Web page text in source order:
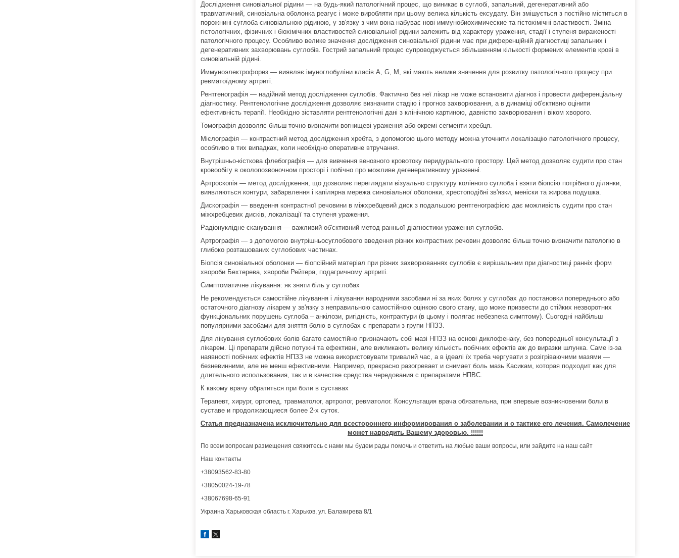
Дослідження синовіальної рідини ― на будь-який патологічний процес, що виникає в суглобі, запальний, дегенеративний або
травматичний, синовіальна оболонка реагує і може виробляти при цьому велика кількість ексудату. Він змішується з постійно міститься в
порожнині суглоба синовіальною рідиною, у зв'язку з чим вона набуває нові иммунобиохимические та гістохімічні властивості. Зміна
гістологічних, фізичних і біохімічних властивостей синовіальної рідини залежить від характеру ураження, стадії і ступеня вираженості
патологічного процесу. Особливо велике значення дослідження синовіальної рідини має при диференційній діагностиці запальних і
дегенеративних захворювань суглобів. Гострий запальний процес супроводжується збільшенням кількості формених елементів крові в
синовіальній рідині.
Иммуноэлектрофорез ― виявляє імуноглобуліни класів А, G, М, які мають велике значення для розвитку патологічного процесу при
ревматоїдному артриті.
Рентгенографія ― надійний метод дослідження суглобів. Фактично без неї лікар не може встановити діагноз і провести диференціальну
діагностику. Рентгенологічне дослідження дозволяє визначити стадію і прогноз захворювання, а в динаміці об'єктивно оцінити
ефективність терапії. Необхідно зіставляти рентгенологічні дані з клінічною картиною, давністю захворювання і віком хворого.
Томографія дозволяє більш точно визначити вогнищеві ураження або окремі сегменти хребця.
Мієлографія ― контрастний метод дослідження хребта, з допомогою цього методу можна уточнити локалізацію патологічного процесу,
особливо в тих випадках, коли необхідно оперативне втручання.
Внутрішньо-кісткова флебографія ― для вивчення венозного кровотоку перидурального простору. Цей метод дозволяє судити про стан
кровообігу в околопозвоночном просторі і побічно про можливе дегенеративному ураженні.
Артроскопія ― метод дослідження, що дозволяє переглядати візуально структуру колінного суглоба і взяти біопсію потрібного ділянки,
виявляються контури, забарвлення і капілярна мережа синовіальної оболонки, хрестоподібні зв'язки, меніски та жирова подушка.
Дискографія ― введення контрастної речовини в міжхребцевий диск з подальшою рентгенографією дає можливість судити про стан
міжхребцевих дисків, локалізації та ступеня ураження.
Радіонуклідне сканування ― важливий об'єктивний метод ранньої діагностики ураження суглобів.
Артрографія ― з допомогою внутрішньосуглобового введення різних контрастних речовин дозволяє більш точно визначити патологію в
глибоко розташованих суглобових частинах.
Біопсія синовіальної оболонки ― біопсійний матеріал при різних захворюваннях суглобів є вирішальним при діагностиці ранніх форм
хвороби Бехтерева, хвороби Рейтера, подагричному артриті.
Симптоматичне лікування: як зняти біль у суглобах
Не рекомендується самостійне лікування і лікування народними засобами ні за яких болях у суглобах до постановки попереднього або
остаточного діагнозу лікарем у зв'язку з неправильною самостійною оцінкою свого стану, що може призвести до стійких незворотних
функціональних порушень суглоба – анкілози, ригідність, контрактури (в цьому і полягає небезпека симптому). Сьогодні найбільш
популярними засобами для зняття болю в суглобах є препарати з групи НПЗЗ.
Для лікування суглобових болів багато самостійно призначають собі мазі НПЗЗ на основі диклофенаку, без попередньої консультації з
лікарем. Ці препарати дійсно потужні та ефективні, але викликають велику кількість побічних ефектів аж до виразки шлунка. Саме із-за
наявності побічних ефектів НПЗЗ не можна використовувати тривалий час, а в ідеалі їх треба чергувати з розігріваючими мазями ―
безневинними, але не менш ефективними. Например, прекрасно разогревает и снимает боль мазь Касикам, которая подходит как для
длительного использования, так и в качестве средства чередования с препаратами НПВС.
К какому врачу обратиться при боли в суставах
Терапевт, хирург, ортопед, травматолог, артролог, ревматолог. Консультация врача обязательна, при впервые возникновении боли в
суставе и продолжающиеся более 2-х суток.
Статья предназначена исключительно для всестороннего информирования о заболевании и о тактике его лечения. Самолечение
может навредить Вашему здоровью. !!!!!!
По всем вопросам размещения свяжитесь с нами мы будем рады помочь и ответить на любые ваши вопросы, или зайдите на наш сайт
Наш контакты
+38093562-83-80
+38050024-19-78
+38067698-65-91
Украина Харьковская область г. Харьков, ул. Балакирева 8/1